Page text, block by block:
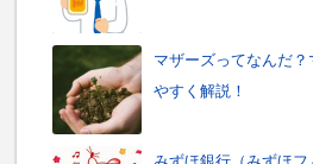
マザーズってなんだ
やすく解説！